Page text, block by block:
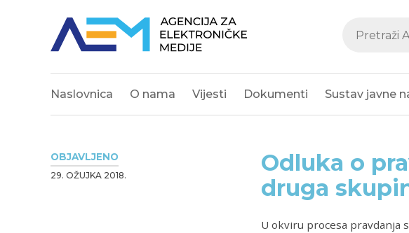
Naslovnica O nama Vijesti Dokumenti Sustav javne
OBJAVLJENO
29. OŽUJKA 2018.
Odluka o
druga
U okviru procesa pravdanja